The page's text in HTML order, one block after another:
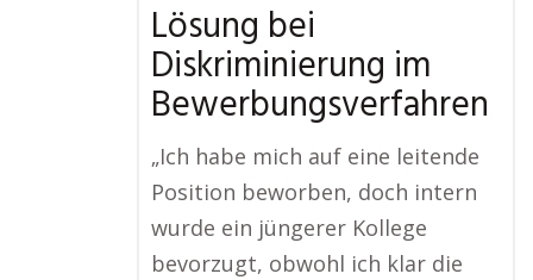
Lösung bei
Diskriminierung im
Bewerbungsverfahren
„Ich habe mich auf eine leitende
Position beworben, doch intern
wurde ein jüngerer Kollege
bevorzugt, obwohl ich klar die